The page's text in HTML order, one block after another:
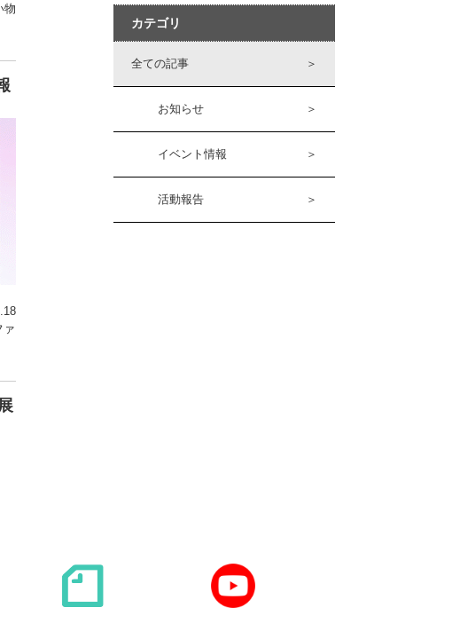
物
ァ
カテゴリ
全ての記事 ＞
お知らせ ＞
イベント情報 ＞
活動報告 ＞